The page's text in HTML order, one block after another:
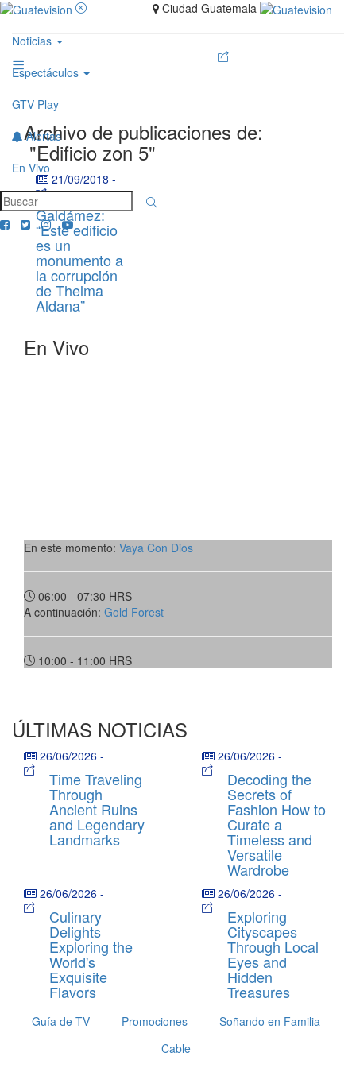
Noticias
Espectáculos
GTV Play
Alertas
En Vivo
Ciudad Guatemala
Archivo de publicaciones de:
"Edificio zon 5"
21/09/2018 -
Galdámez:
“Este edificio
es un
monumento a
la corrupción
de Thelma
Aldana”
En Vivo
En este momento: Vaya Con Dios
06:00 - 07:30 HRS
A continuación: Gold Forest
10:00 - 11:00 HRS
ÚLTIMAS NOTICIAS
26/06/2026 -
Time Traveling
Through
Ancient Ruins
and Legendary
Landmarks
26/06/2026 -
Decoding the
Secrets of
Fashion How to
Curate a
Timeless and
Versatile
Wardrobe
26/06/2026 -
Culinary
Delights
Exploring the
World's
Exquisite
Flavors
26/06/2026 -
Exploring
Cityscapes
Through Local
Eyes and
Hidden
Treasures
Guía de TV Promociones
Soñando en Familia
Cable